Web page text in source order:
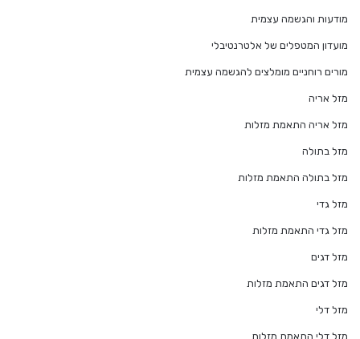
מודעות והגשמה עצמית
מועדון המטפלים של אלטרנטיבלי
מורים רוחניים מומלצים להגשמה עצמית
מזל אריה
מזל אריה התאמת מזלות
מזל בתולה
מזל בתולה התאמת מזלות
מזל גדי
מזל גדי התאמת מזלות
מזל דגים
מזל דגים התאמת מזלות
מזל דלי
מזל דלי התאמת מזלות